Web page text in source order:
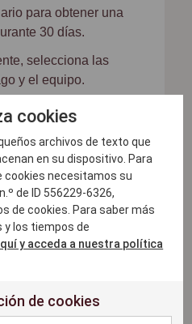
para obtener una
30 días.
selecciona las
y el equipo.
que tienes listos para
que necesitas es un
que ya tengas o
equipo que sea
de nuestro
acceder después
ExtendaGO una vez
tienes que añadir una
cookies
archivos de texto que
en su dispositivo. Para
cookies necesitamos su
de ID 556229-6326,
de cookies. Para saber más
y los tiempos de
y acceda a nuestra política
de cookies